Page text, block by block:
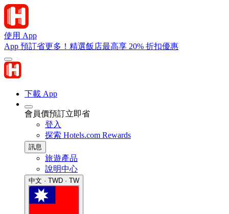
使用 App
App 預訂省更多！精選飯店最高享 20% 折扣優惠
下載 App
會員價預訂立即省
登入
探索 Hotels.com Rewards
訊息
旅遊產品
說明中心
中文 · TWD · TW